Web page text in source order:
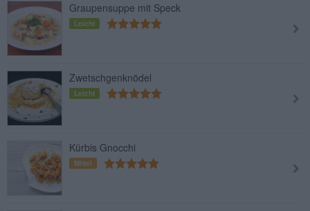
Graupensuppe mit Speck
Leicht
Zwetschgenknödel
Leicht
Kürbis Gnocchi
Mittel